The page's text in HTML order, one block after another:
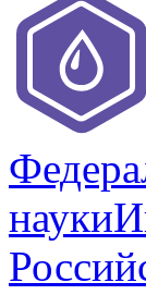
науки